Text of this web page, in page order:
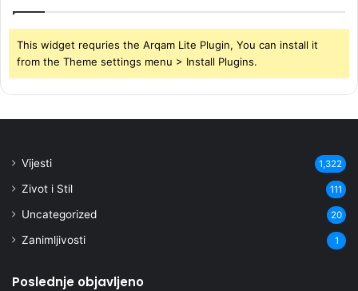
This widget requries the Arqam Lite Plugin, You can install it
from the Theme settings menu > Install Plugins.
Vijesti 1,322
Zivot i Stil 111
Uncategorized 20
Zanimljivosti 1
Poslednje objavljeno